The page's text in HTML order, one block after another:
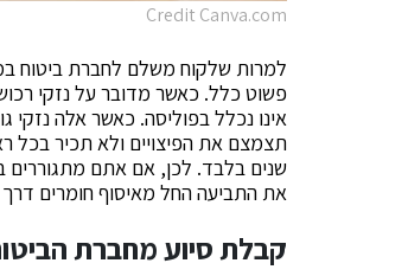
Credit Canva.com
למרות שלקוח משלם לחברת ביטוח
פשוט כלל. כאשר מדובר על נזקי
אינו נכלל בפוליסה. כאשר אלה
תצמצם את הפיצויים ולא תכיר בכל
שנים בלבד. לכן, אם אתם
את התביעה החל מאיסוף חומרים
קבלת סיוע מחברת